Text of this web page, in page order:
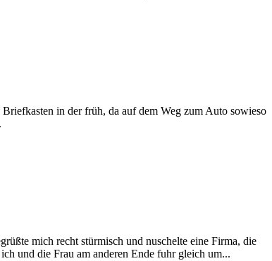
in der früh, da auf dem Weg zum Auto sowieso
mich recht stürmisch und nuschelte eine Firma, die
und die Frau am anderen Ende fuhr gleich um...